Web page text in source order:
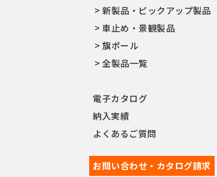
新製品・ピックアップ製品
車止め・景観製品
旗ポール
全製品一覧
電子カタログ
納入実績
よくあるご質問
お問い合わせ・カタログ請求